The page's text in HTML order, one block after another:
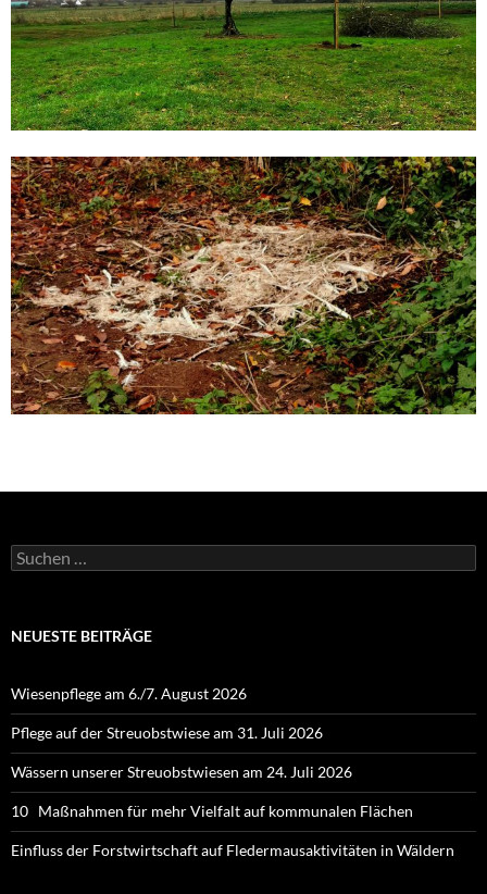
Suchen
nach:
NEUESTE BEITRÄGE
Wiesenpflege am 6./7. August 2026
Pflege auf der Streuobstwiese am 31. Juli 2026
Wässern unserer Streuobstwiesen am 24. Juli 2026
10 Maßnahmen für mehr Vielfalt auf kommunalen Flächen
Einfluss der Forstwirtschaft auf Fledermausaktivitäten in Wäldern